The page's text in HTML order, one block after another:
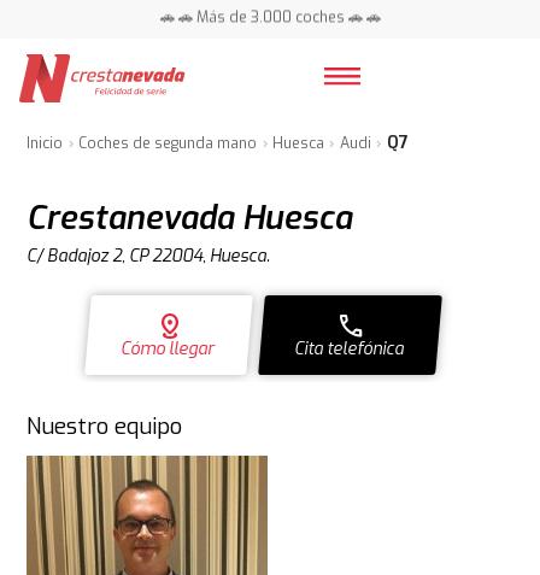
🚗 🚗 Más de 3.000 coches 🚗 🚗
Inicio Coches de segunda mano Huesca Audi Q7
Crestanevada Huesca
C/ Badajoz 2, CP 22004, Huesca.
distance
Cómo llegar
call
Cita telefónica
Nuestro equipo